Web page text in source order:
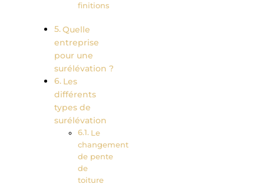
finitions
Quelle
entreprise
pour une
surélévation ?
Les
différents
types de
surélévation
Le
changement
de pente
de
toiture